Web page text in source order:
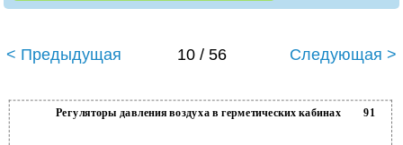
< Предыдущая 10 / 56 Следующая >
Регуляторы давления воздуха в герметических кабинах 91